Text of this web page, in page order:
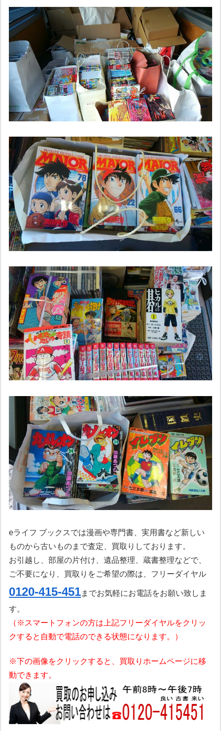
eライフ ブックスでは漫画や専門書、実用書など新しい
ものから古いものまで査定、買取りしております。
お引越し、部屋の片付け、遺品整理、蔵書整理などで、
ご不要になり、買取りをご希望の際は、フリーダイヤル
0120-415-451までお気軽にお電話をお願い致しま
す。
（※スマートフォンの方は上記フリーダイヤルをクリッ
クすると自動で電話のできる状態になります。）
※下の画像をクリックすると、買取りホームページに移
動できます。